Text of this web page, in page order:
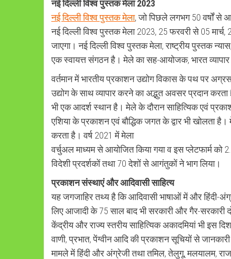
नई दिल्ली विश्व पुस्तक मेला 2023
नई दिल्ली विश्व पुस्तक मेला, जो पिछले लगभग 50 वर्षों से
नई दिल्ली विश्व पुस्तक मेला 2023, 25 फरवरी से 05
जाएगा। नई दिल्ली विश्व पुस्तक मेला, राष्ट्रीय पुस्तक
एक स्वायत्त संगठन है। मेले का सह-आयोजक, भारत
वर्तमान में भारतीय प्रकाशन उद्योग विकास के पथ पर
उद्योग के साथ व्यापार करने का अद्भुत अवसर प्रदान
भी एक आदर्श स्थान है। मेले के दौरान साहित्यिक एवं
एशिया के प्रकाशन एवं बौद्धिक जगत के द्वार भी खोलता
करता है। वर्ष 2021 में मेला
वर्चुअल माध्यम से आयोजित किया गया व इस प्लेटफार्म
विदेशी प्रदर्शकों तथा 70 देशों से आगंतुकों ने भाग लिया।
प्रकाशन संस्थाएं और आदिवासी साहित्य
यह जगजाहिर तथ्य है कि आदिवासी भाषाओं में और हिंदी-
लिए आजादी के 75 साल बाद भी सरकारी और गैर-सरकारी
केंद्रीय और राज्य स्तरीय साहित्यिक अकादमियां भी इस
वाणी, प्रभात, पेंग्वीन आदि की प्रकाशन सूचियों से
मामले में हिंदी और अंग्रेजी तथा तमिल, तेलुगू, मलयालम,